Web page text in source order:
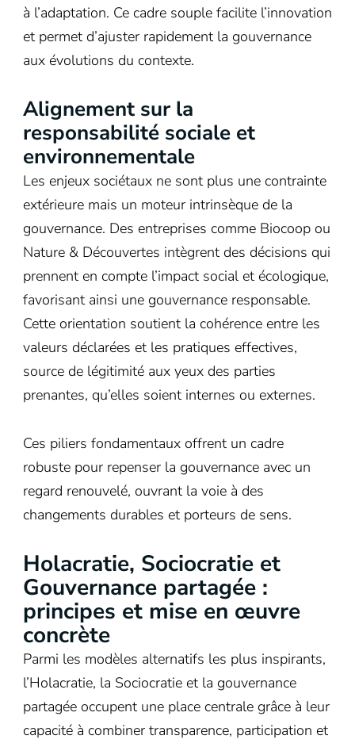
à l’adaptation. Ce cadre souple facilite l’innovation
et permet d’ajuster rapidement la gouvernance
aux évolutions du contexte.
Alignement sur la
responsabilité sociale et
environnementale
Les enjeux sociétaux ne sont plus une contrainte
extérieure mais un moteur intrinsèque de la
gouvernance. Des entreprises comme Biocoop ou
Nature & Découvertes intègrent des décisions qui
prennent en compte l’impact social et écologique,
favorisant ainsi une gouvernance responsable.
Cette orientation soutient la cohérence entre les
valeurs déclarées et les pratiques effectives,
source de légitimité aux yeux des parties
prenantes, qu’elles soient internes ou externes.
Ces piliers fondamentaux offrent un cadre
robuste pour repenser la gouvernance avec un
regard renouvelé, ouvrant la voie à des
changements durables et porteurs de sens.
Holacratie, Sociocratie et
Gouvernance partagée :
principes et mise en œuvre
concrète
Parmi les modèles alternatifs les plus inspirants,
l’Holacratie, la Sociocratie et la gouvernance
partagée occupent une place centrale grâce à leur
capacité à combiner transparence, participation et